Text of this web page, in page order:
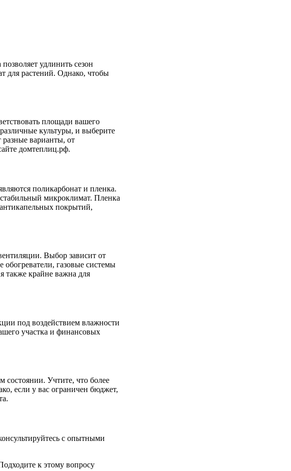
удлинить сезон
для растений. Однако, чтобы
площади вашего
культуры, и выберите
варианты, от
домтеплиц.рф.
поликарбонат и пленка.
микроклимат. Пленка
покрытий,
Выбор зависит от
газовые системы
также крайне важна для
под воздействием влажности
участка и финансовых
состоянии. Учтите, что более
если у вас ограничен бюджет,
с опытными
к этому вопросу